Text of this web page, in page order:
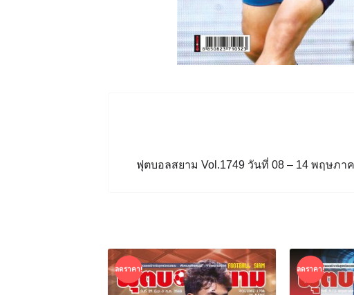
ฟุตบอลสยาม Vol.1749 วันที่ 08 – 14 พฤษภา
ลดราคา! ลดราคา!